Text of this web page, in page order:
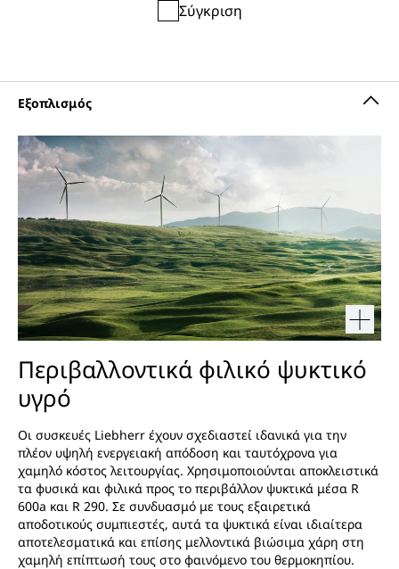
Σύγκριση
Περιβαλλοντικά φιλικό ψυκτικό
υγρό
Οι συσκευές Liebherr έχουν σχεδιαστεί ιδανικά για την
πλέον υψηλή ενεργειακή απόδοση και ταυτόχρονα για
χαμηλό κόστος λειτουργίας. Χρησιμοποιούνται αποκλειστικά
τα φυσικά και φιλικά προς το περιβάλλον ψυκτικά μέσα R
600a και R 290. Σε συνδυασμό με τους εξαιρετικά
αποδοτικούς συμπιεστές, αυτά τα ψυκτικά είναι ιδιαίτερα
αποτελεσματικά και επίσης μελλοντικά βιώσιμα χάρη στη
χαμηλή επίπτωσή τους στο φαινόμενο του θερμοκηπίου.